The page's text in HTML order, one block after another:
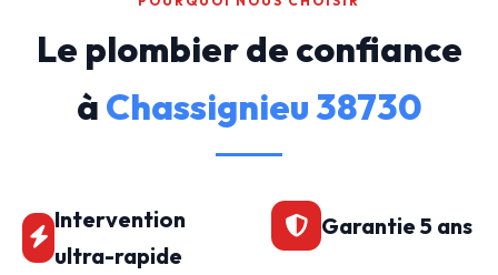
Le plombier de confiance
à Chassignieu 38730
Intervention
ultra-rapide
Garantie 5 ans